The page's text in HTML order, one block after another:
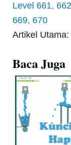
Level 661,
669, 670
Artikel Utama:
Baca Juga